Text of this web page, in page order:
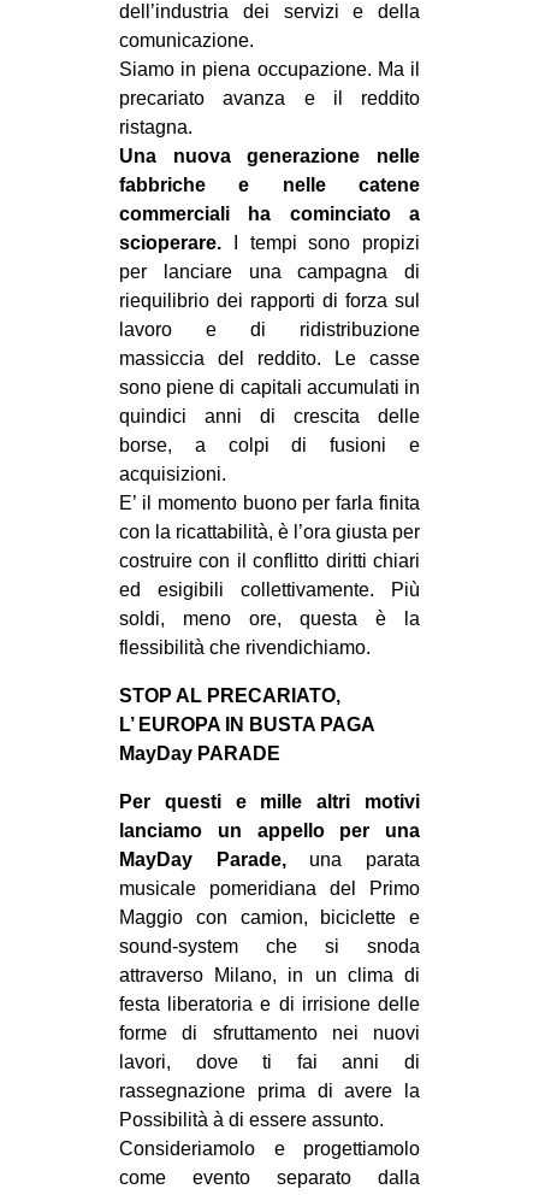
dell’industria dei servizi e della
comunicazione.
Siamo in piena occupazione. Ma il
precariato avanza e il reddito
ristagna.
Una nuova generazione nelle
fabbriche e nelle catene
commerciali ha cominciato a
scioperare. I tempi sono propizi
per lanciare una campagna di
riequilibrio dei rapporti di forza sul
lavoro e di ridistribuzione
massiccia del reddito. Le casse
sono piene di capitali accumulati in
quindici anni di crescita delle
borse, a colpi di fusioni e
acquisizioni.
E’ il momento buono per farla finita
con la ricattabilità, è l’ora giusta per
costruire con il conflitto diritti chiari
ed esigibili collettivamente. Più
soldi, meno ore, questa è la
flessibilità che rivendichiamo.
STOP AL PRECARIATO,
L’ EUROPA IN BUSTA PAGA
MayDay PARADE
Per questi e mille altri motivi
lanciamo un appello per una
MayDay Parade,una parata
musicale pomeridiana del Primo
Maggio con camion, biciclette e
sound-system che si snoda
attraverso Milano, in un clima di
festa liberatoria e di irrisione delle
forme di sfruttamento nei nuovi
lavori, dove ti fai anni di
rassegnazione prima di avere la
Possibilità à di essere assunto.
Consideriamolo e progettiamolo
come evento separato dalla